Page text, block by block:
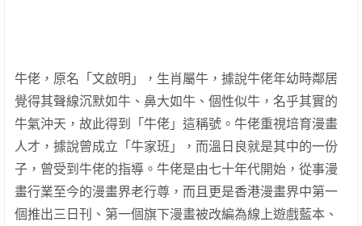
牛佬，原名「文啟明」，生肖屬牛，據說牛佬年幼時鄰居
覺得其聲線沉默如牛、鼻大如牛、個性似牛，名乎其實的
牛氣沖天，故此得到「牛佬」這稱號。牛佬重視培育漫畫
人才，據說曾成立「牛家班」，而溫日良就是其中的一份
子，曾受到牛佬的指導。牛佬是由七十年代開始，從事漫
畫行業至今的漫畫界老行尊，而且更是香港漫畫界中第一
個推出三日刊、第一個旗下漫畫被改編為線上遊戲藍本、